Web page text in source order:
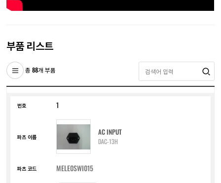
부품 리스트
총 88개 부품
1
AC INPUT
DAC-13H
MELE0SWI015